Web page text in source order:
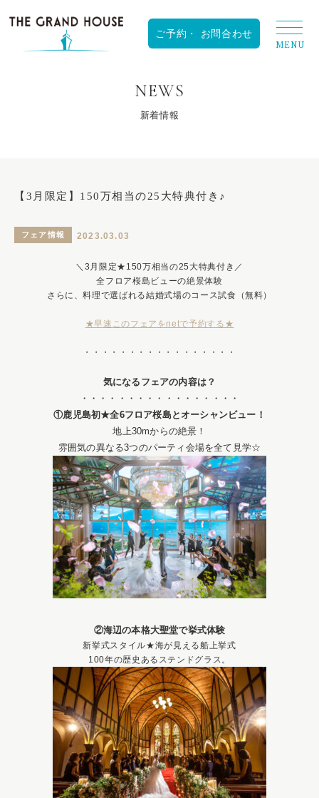
RESERVATION
NEWS
新着情報
【3月限定】150万相当の25大特典付き♪
フェア情報 2023.03.03
＼3月限定★150万相当の25大特典付き／
全フロア桜島ビューの絶景体験
さらに、料理で選ばれる結婚式場のコース試食（無料）
★早速このフェアをnetで予約する★
・・・・・・・・・・・・・・・・・
気になるフェアの内容は？
・・・・・・・・・・・・・・・・・
①鹿児島初★全6フロア桜島とオーシャンビュー！
地上30mからの絶景！
雰囲気の異なる3つのパーティ会場を全て見学☆
②海辺の本格大聖堂で挙式体験
新挙式スタイル★海が見える船上挙式
100年の歴史あるステンドグラス。